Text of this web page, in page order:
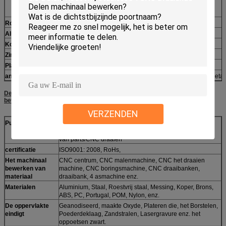
VERZENDEN
Moeheid proff, in besnoeiing 100, spanningsbewijs
Roestvrij staal
17-4PH, 302.303.304.316.321.416.440.420
Aluminium
2011,20246061,6063,6262,7075,5052
Koper
110.145.147.314.316.360.544.624, Berylium-Koper
Zink
Plastiek
andere
Het brons, Messing, Koolstofstaal, Vloeistaal, verhardde
De technische beschrijvingen van autolathe& cnc draaien het machinaal
bewerken van delen
Punt
OEM autoparts/cnc draaibank parts/CNC die parts/CNC-
van parts/CNC draaien
certificatie
ISO9001: 2008, RoHs,
Het machinaal
bewerken van
materiaal
CNC centrum, CNC malenmachine, CNC het draaien
machine, CNC boringsmachine, CNC draaibanken,
draaibank, 4 asmachine enz.
Materialen
Aluminium, Staal, Roestvrij staal, Messing, Koper, Brons,
ABS, PC, Portugal, POM, Nylon, enz.
De oppervlakte
eindigt
Geanodiseerd, maakte Oxyde, Plateren die, het Borstelen,
Poederdeklaag, Zandstralen, Lasergravure enz. het
oppoetsen zwart.